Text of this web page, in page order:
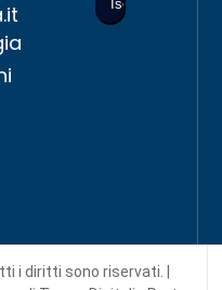
i diritti sono riservati. |